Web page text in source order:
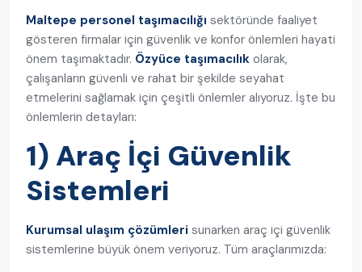
Maltepe personel taşımacılığı sektöründe faaliyet
gösteren firmalar için güvenlik ve konfor önlemleri hayati
önem taşımaktadır. Özyüce taşımacılık olarak,
çalışanların güvenli ve rahat bir şekilde seyahat
etmelerini sağlamak için çeşitli önlemler alıyoruz. İşte bu
önlemlerin detayları:
1) Araç İçi Güvenlik
Sistemleri
Kurumsal ulaşım çözümleri sunarken araç içi güvenlik
sistemlerine büyük önem veriyoruz. Tüm araçlarımızda: